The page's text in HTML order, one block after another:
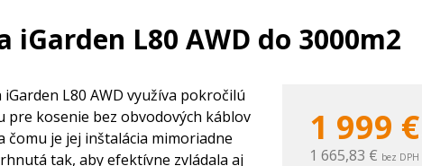
iGarden L80 AWD do 3000m2
1 999 €
1 665,83 € bez DPH
L80 AWD využíva pokročilú
pre kosenie bez obvodových káblov
čomu je jej inštalácia mimoriadne
tak, aby efektívne zvládala aj